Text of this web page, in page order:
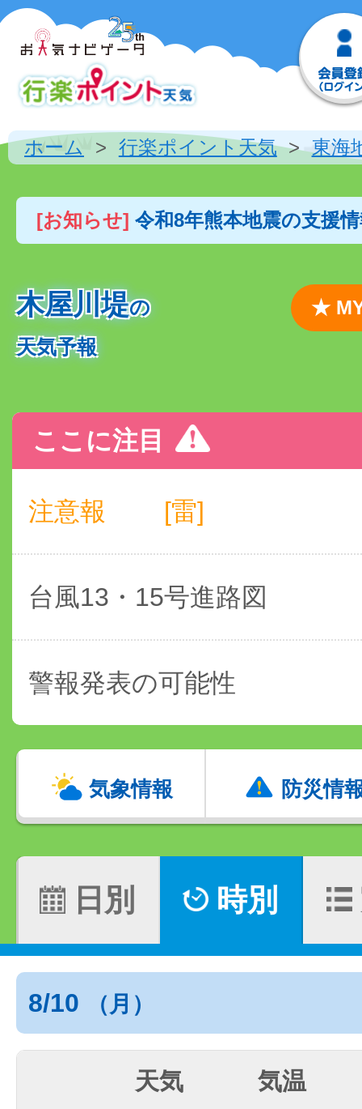
ホーム 行楽ポイント天気 東海
[お知らせ] 令和8年熊本地震の支援
木屋川堤の
天気予報
★
ここに注目
注意報 [雷]
台風13・15号進路図
警報発表の可能性
気象情報 防災情
日別 時別
8/10 （月）
天気 気温